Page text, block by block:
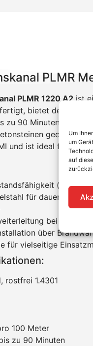
Um
um
auf
PLMR
PLMR 1220 A2 ist
bietet der Kanal
zu 90 Minuten
geeignet
und ist ideal für den
(bis zu
für dauerhaften
bei
über
für vielseitige
rostfrei 1.4301
100 Meter
zu 90 Minuten